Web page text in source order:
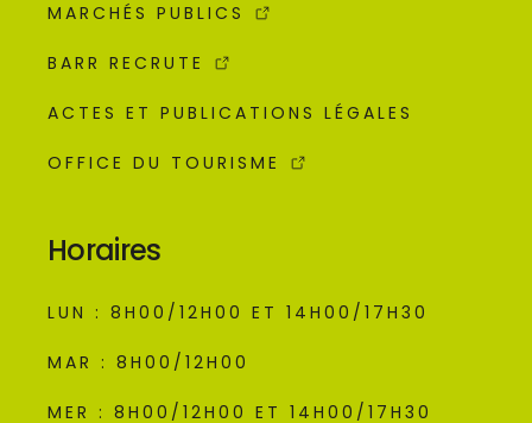
MARCHÉS PUBLICS
BARR RECRUTE
ACTES ET PUBLICATIONS LÉGALES
OFFICE DU TOURISME
Horaires
LUN : 8H00/12H00 ET 14H00/17H30
MAR : 8H00/12H00
MER : 8H00/12H00 ET 14H00/17H30